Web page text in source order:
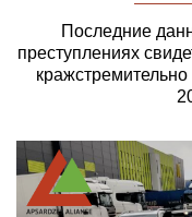
Последние
преступлениях